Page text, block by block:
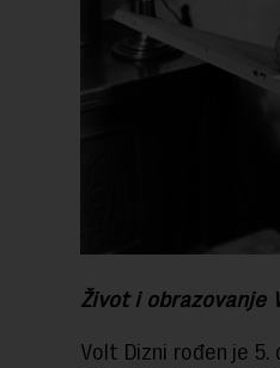
Život i obrazovanje
Volt Dizni rođen je 5.